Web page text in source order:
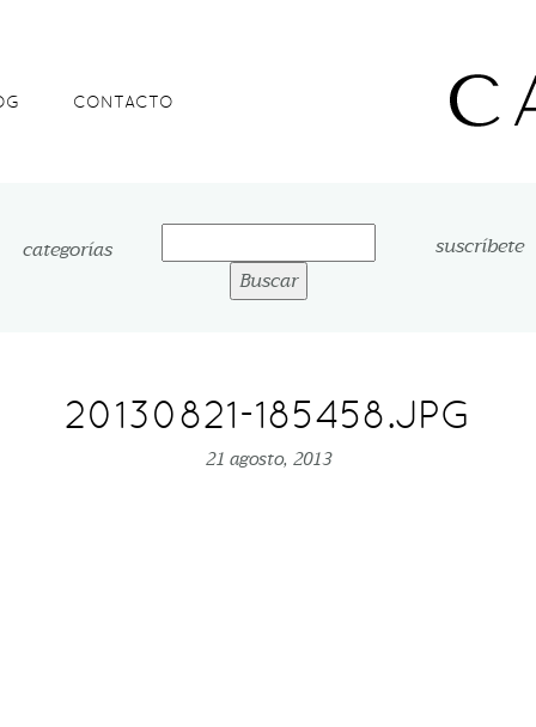
CONTACTO
categorías
Buscar: suscríbete
20130821-185458.JPG
21 agosto, 2013